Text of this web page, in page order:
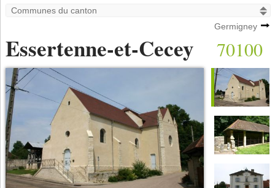
Germigney
Essertenne-et-Cecey 70100